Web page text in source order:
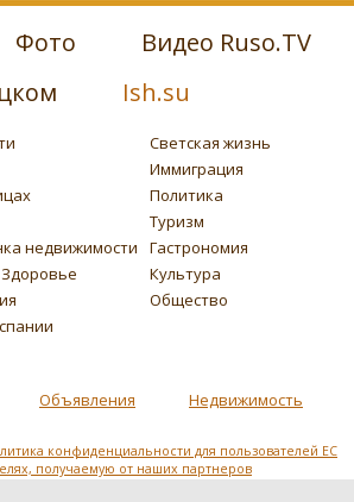
Фото
Видео Ruso.TV
Ish.su
Светская жизнь
Иммиграция
Политика
Туризм
недвижимости
Гастрономия
Культура
Общество
Объявления Недвижимость
конфиденциальности для пользователей ЕС
получаемую от наших партнеров